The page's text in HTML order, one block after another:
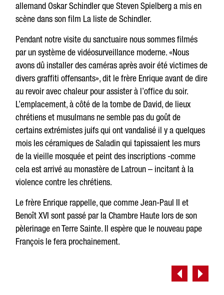
allemand Oskar Schindler que Steven Spielberg a mis en
scène dans son film La liste de Schindler.
Pendant notre visite du sanctuaire nous sommes filmés
par un système de vidéosurveillance moderne. «Nous
avons dû installer des caméras après avoir été victimes de
divers graffiti offensants», dit le frère Enrique avant de dire
au revoir avec chaleur pour assister à l’office du soir.
L’emplacement, à côté de la tombe de David, de lieux
chrétiens et musulmans ne semble pas du goût de
certains extrémistes juifs qui ont vandalisé il y a quelques
mois les céramiques de Saladin qui tapissaient les murs
de la vieille mosquée et peint des inscriptions -comme
cela est arrivé au monastère de Latroun – incitant à la
violence contre les chrétiens.
Le frère Enrique rappelle, que comme Jean-Paul II et
Benoît XVI sont passé par la Chambre Haute lors de son
pèlerinage en Terre Sainte. Il espère que le nouveau pape
François le fera prochainement.